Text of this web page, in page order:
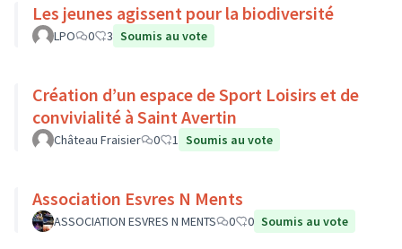
Les jeunes agissent pour la biodiversité
LPO 0 3 Soumis au vote
Création d’un espace de Sport Loisirs et de
convivialité à Saint Avertin
Château Fraisier 0 1 Soumis au vote
Association Esvres N Ments
ASSOCIATION ESVRES N MENTS 0 0 Soumis au vote